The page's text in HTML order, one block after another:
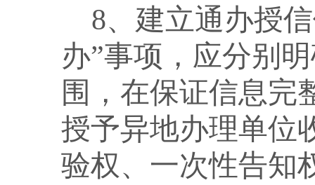
8、建立通办授
办”事项，应分别
围，在保证信息完
授予异地办理单位
验权、一次性告知